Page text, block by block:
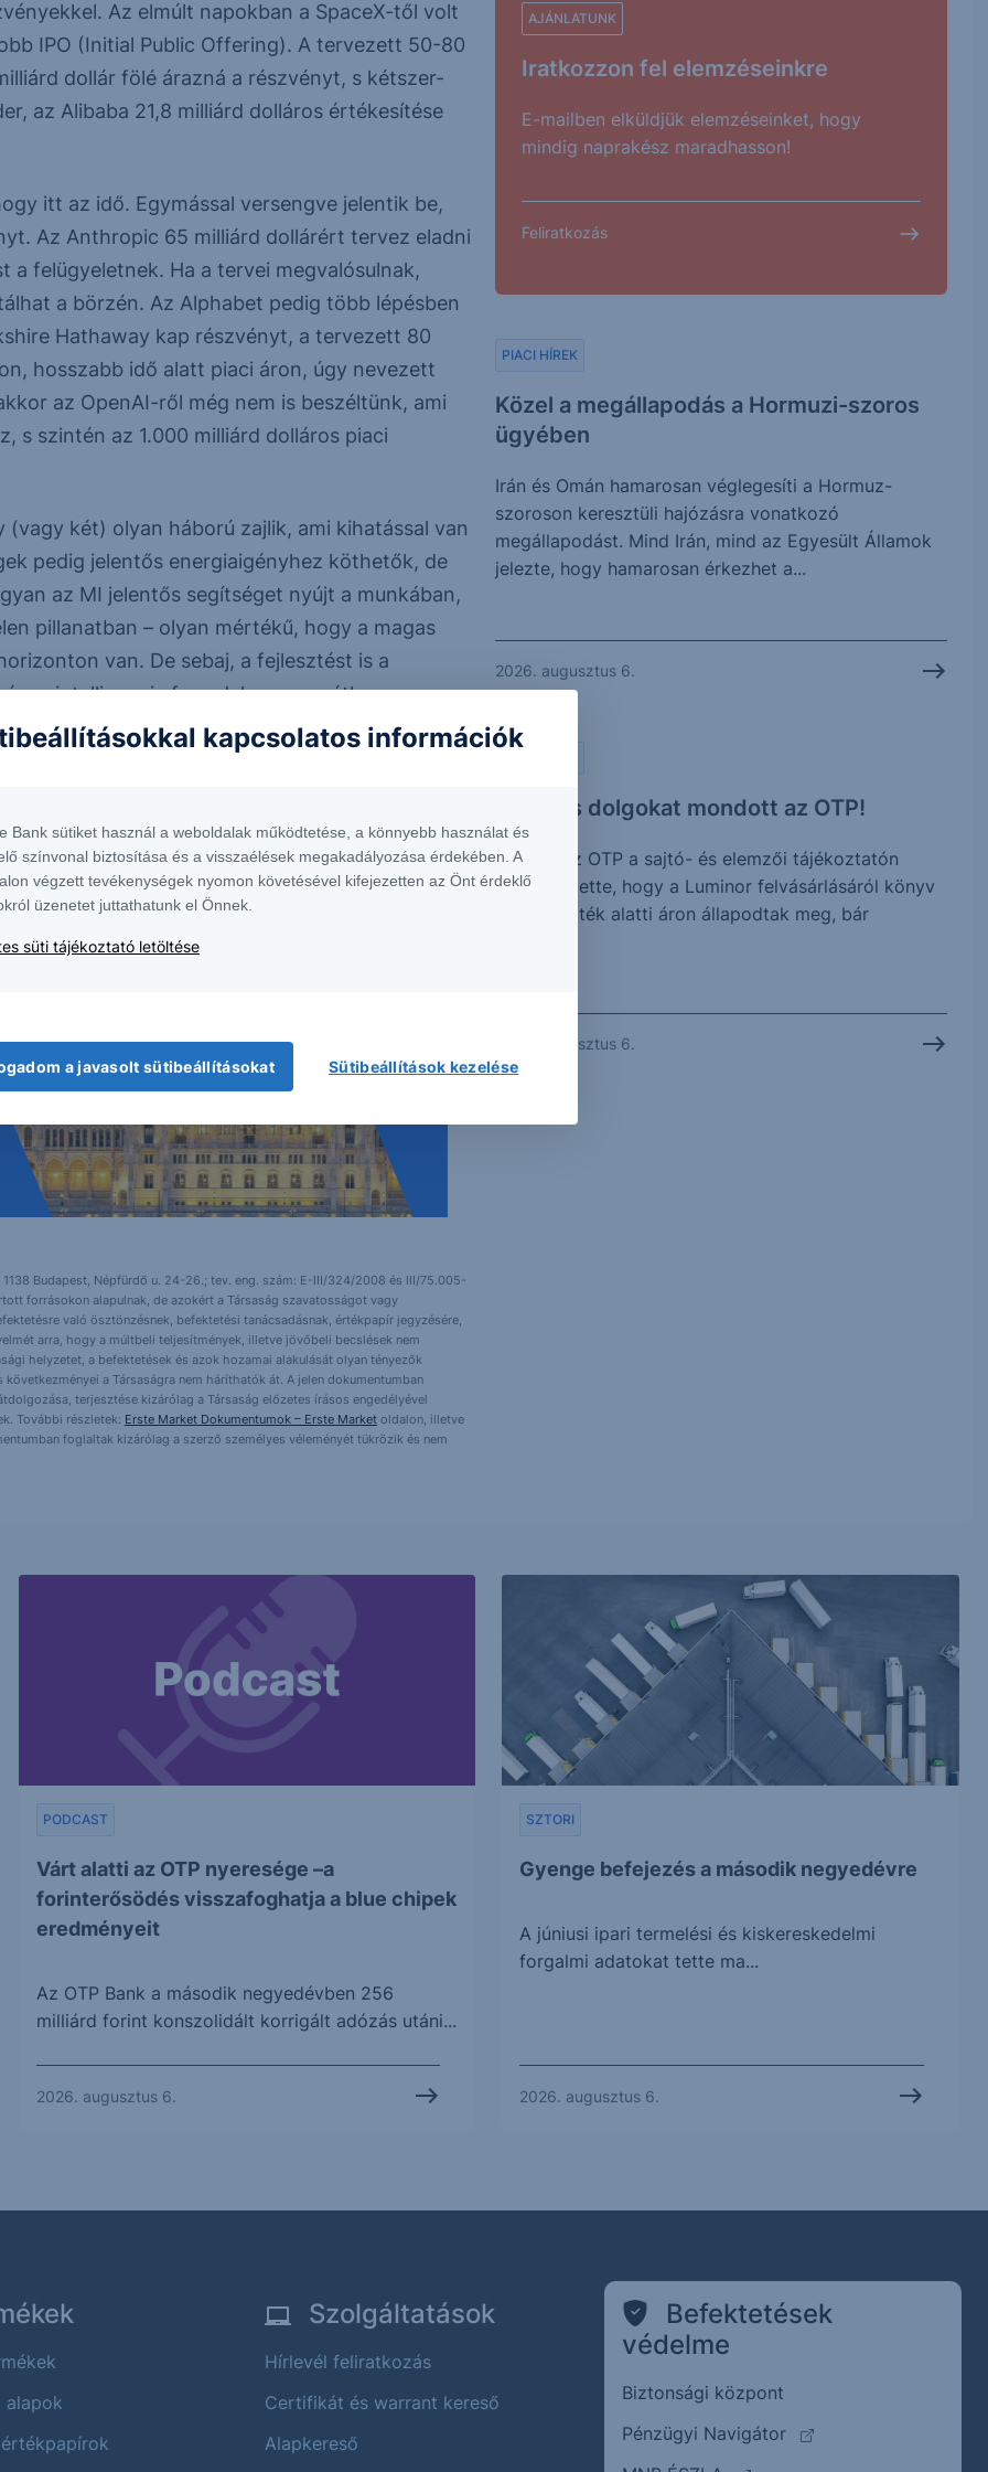
Az elmúlt napokban a SpaceX-től volt
IPO (Initial Public Offering). A tervezett 50-80
dollár fölé árazná a részvényt, s kétszer-
az Alibaba 21,8 milliárd dolláros értékesítése
itt az idő. Egymással versengve jelentik be,
Az Anthropic 65 milliárd dollárért tervez eladni
felügyeletnek. Ha a tervei megvalósulnak,
a börzén. Az Alphabet pedig több lépésben
Hathaway kap részvényt, a tervezett 80
hosszabb idő alatt piaci áron, úgy nevezett
az OpenAI-ről még nem is beszéltünk, ami
s szintén az 1.000 milliárd dolláros piaci
két) olyan háború zajlik, ami kihatással van
pedig jelentős energiaigényhez köthetők, de
az MI jelentős segítséget nyújt a munkában,
pillanatban – olyan mértékű, hogy a magas
van. De sebaj, a fejlesztést is a
intelligencia forradalom vagy úthenger
ellenére nincs megállás. Viszont a múltban
elkezdtek részvényeket eladni. S most
adják el a részvényéket tőkeemelésnek, IPO-
nagy tételben eladásra kerülő részvények.
Budapest, Népfürdő u. 24-26.; tev. eng. szám: E-III/324/2008 és III/75.005-
forrásokon alapulnak, de azokért a Társaság szavatosságot vagy
való ösztönzésnek, befektetési tanácsadásnak, értékpapír jegyzésére,
arra, hogy a múltbeli teljesítmények, illetve jövőbeli becslések nem
helyzetet, a befektetések és azok hozamai alakulását olyan tényezők
a Társaságra nem háríthatók át. A jelen dokumentumban
terjesztése kizárólag a Társaság előzetes írásos engedélyével
További részletek: Erste Market Dokumentumok – Erste Marketoldalon, illetve
foglaltak kizárólag a szerző személyes véleményét tükrözik és nem
AJÁNLATUNK
Iratkozzon fel elemzéseinkre
E-mailben elküldjük elemzéseinket, hogy
mindig naprakész maradhasson!
Feliratkozás
Közel a megállapodás a Hormuzi-szoros
ügyében
PIACI HÍREK
Irán és Omán hamarosan véglegesíti a Hormuz-
szoroson keresztüli hajózásra vonatkozó
megállapodást. Mind Irán, mind az Egyesült Államok
jelezte, hogy hamarosan érkezhet a...
2026. augusztus 6.
Érdekes dolgokat mondott az OTP!
Tegnap az OTP a sajtó- és elemzői tájékoztatón
megerősítette, hogy a Luminor felvásárlásáról könyv
szerinti érték alatti áron állapodtak meg, bár
2026. augusztus 6.
Várt alatti az OTP nyeresége –a
forinterősödés visszafoghatja a blue chipek
eredményeit
PODCAST
Az OTP Bank a második negyedévben 256
milliárd forint konszolidált korrigált adózás utáni...
2026. augusztus 6.
Gyenge befejezés a második negyedévre
SZTORI
A júniusi ipari termelési és kiskereskedelmi
forgalmi adatokat tette ma...
2026. augusztus 6.
alapok
Szolgáltatások
Hírlevél feliratkozás
Certifikát és warrant kereső
Alapkereső
Befektetések
védelme
Biztonsági központ
Pénzügyi Navigátor
(külső oldalra ugrik)
kapcsolatos információk
Bank sütiket használ a weboldalak működtetése, a könnyebb használat és
színvonal biztosítása és a visszaélések megakadályozása érdekében. A
végzett tevékenységek nyomon követésével kifejezetten az Önt érdeklő
üzenetet juttathatunk el Önnek.
süti tájékoztató letöltése
a javasolt sütibeállításokat Sütibeállítások kezelése